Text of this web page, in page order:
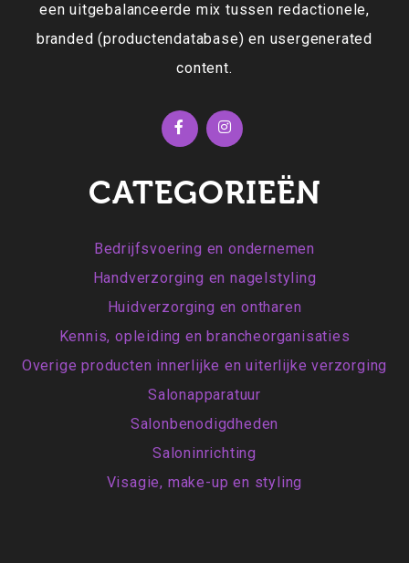
een uitgebalanceerde mix tussen redactionele,
branded (productendatabase) en usergenerated
content.
CATEGORIEËN
Bedrijfsvoering en ondernemen
Handverzorging en nagelstyling
Huidverzorging en ontharen
Kennis, opleiding en brancheorganisaties
Overige producten innerlijke en uiterlijke verzorging
Salonapparatuur
Salonbenodigdheden
Saloninrichting
Visagie, make-up en styling